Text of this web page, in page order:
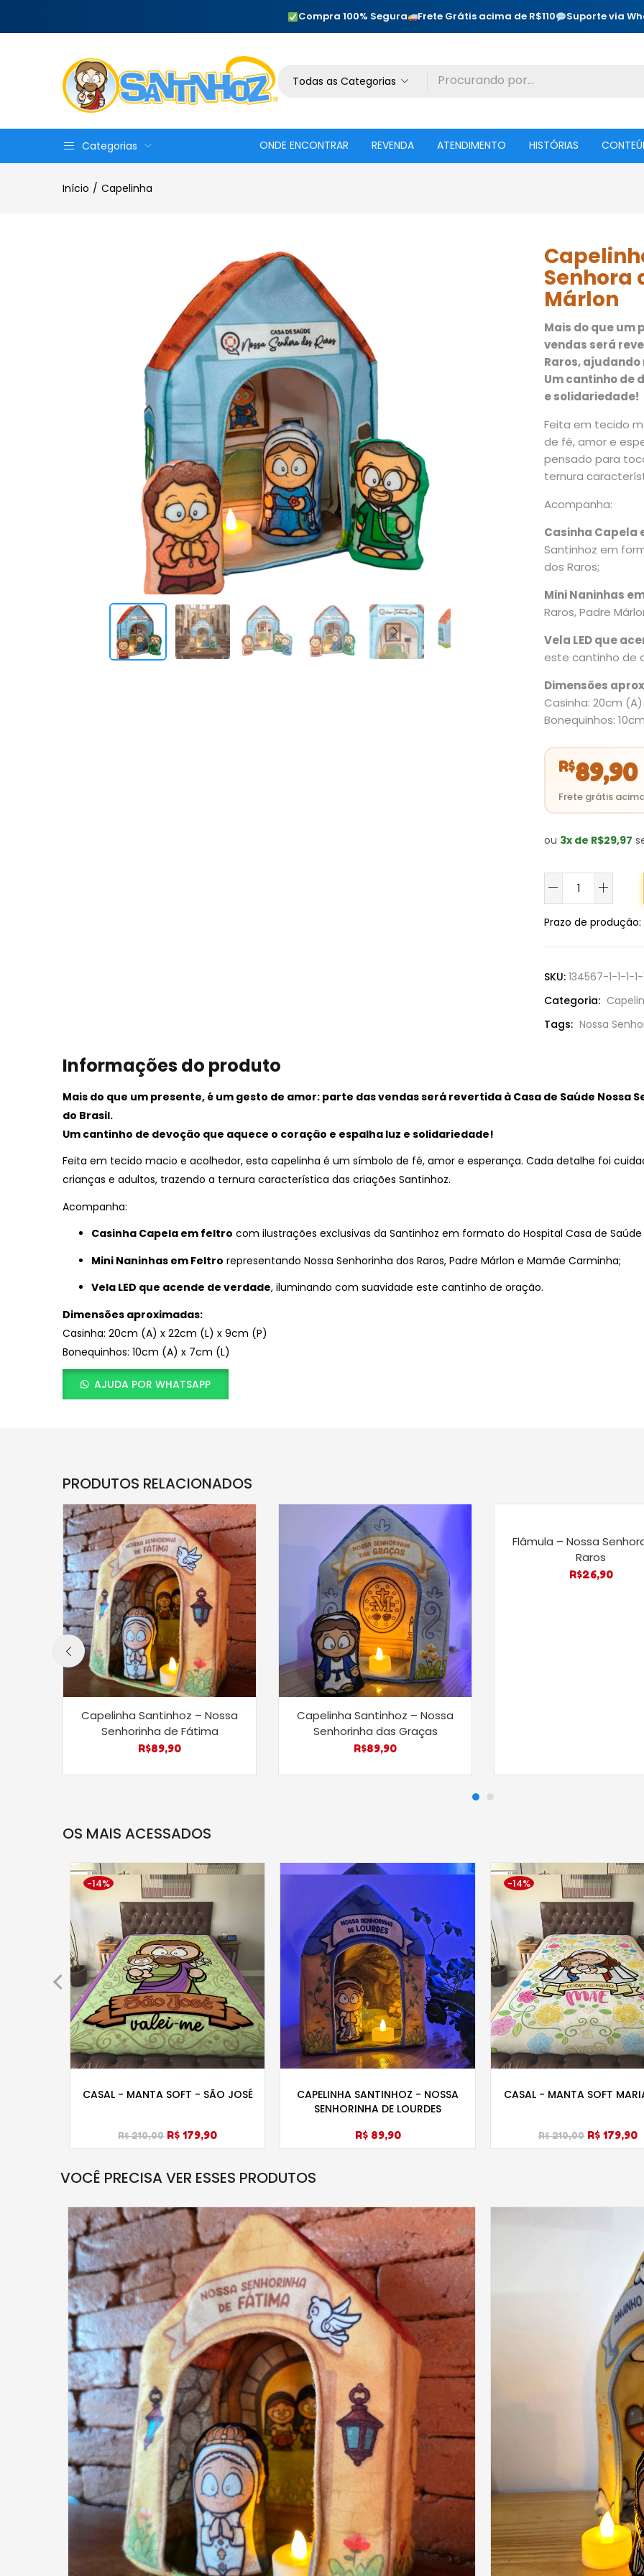
Compra 100% Segura Frete Grátis acima de R$110 Suporte via
Todas as Categorias
Categorias ONDE ENCONTRAR REVENDA ATENDIMENTO HISTÓRIAS
Início Capelinha
Senhora
Márlon
Mais do que um
vendas será
Raros,
Um cantinho de
e solidariedade!
Feita em tecido
de fé, amor e
pensado para
ternura
Acompanha:
Casinha Capela
Santinhoz em
dos Raros;
Mini Naninhas
Raros, Padre
Vela LED que
este cantinho de
Dimensões
Casinha: 20cm
Bonequinhos:
R$89,90
ou 3x de R$29,97
Capelinha
Casa
de
Senhora
dos
-
Prazo de produção
SKU: 134567-1-1-1-1-
Categoria:
Tags: Nossa
Informações do produto
Mais do que um presente, é um gesto de amor: parte das vendas será revertida à Casa de Saúde Nossa
do Brasil.
Um cantinho de devoção que aquece o coração e espalha luz e solidariedade!
Feita em tecido macio e acolhedor, esta capelinha é um símbolo de fé, amor e esperança. Cada detalhe foi
crianças e adultos, trazendo a ternura característica das criações Santinhoz.
Acompanha:
Casinha Capela em feltro com ilustrações exclusivas da Santinhoz em formato do Hospital Casa de Saúde
Mini Naninhas em Feltro representando Nossa Senhorinha dos Raros, Padre Márlon e Mamãe Carminha;
Vela LED que acende de verdade, iluminando com suavidade este cantinho de oração.
Dimensões aproximadas:
Casinha: 20cm (A) x 22cm (L) x 9cm (P)
Bonequinhos: 10cm (A) x 7cm (L)
AJUDA POR WHATSAPP
PRODUTOS RELACIONADOS
Capelinha Santinhoz – Nossa
Senhorinha de Fátima
R$89,90
Capelinha Santinhoz – Nossa
Senhorinha das Graças
R$89,90
Flâmula – Nossa
Raros
R$26,90
OS MAIS ACESSADOS
-14%
CASAL - MANTA SOFT - SÃO JOSÉ
R$ 210,00 R$ 179,90
CAPELINHA SANTINHOZ - NOSSA
SENHORINHA DE LOURDES
R$ 89,90
-14%
CASAL - MANTA SOFT
R$ 210,00 R$ 179,90
VOCÊ PRECISA VER ESSES PRODUTOS